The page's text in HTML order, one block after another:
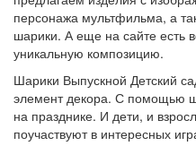
персонажа мультфильма, а
шарики. А еще на сайте есть
уникальную композицию.
Шарики Выпускной Детский
элемент декора. С помощью
на празднике. И дети, и
поучаствуют в интересных